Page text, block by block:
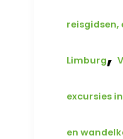
reisgidsen,
Limburg,
excursies
en